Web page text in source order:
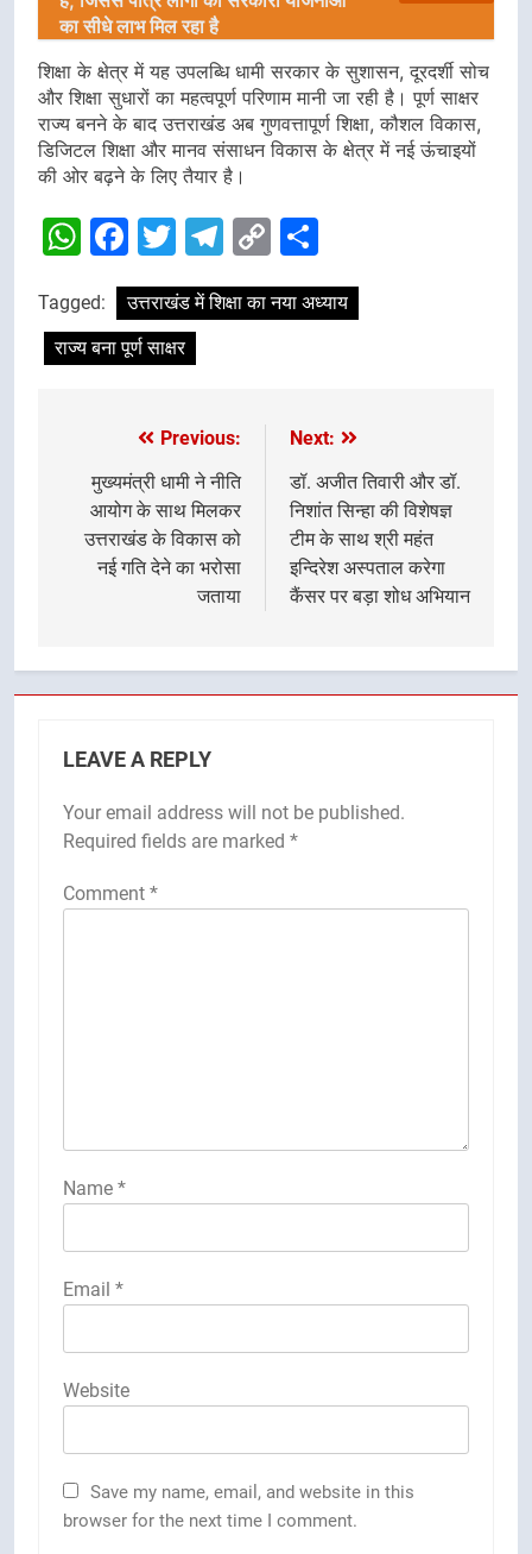
का सीधे लाभ मिल रहा है
शिक्षा के क्षेत्र में यह उपलब्धि धामी सरकार के सुशासन, दूरदर्शी सोच
और शिक्षा सुधारों का महत्वपूर्ण परिणाम मानी जा रही है। पूर्ण साक्षर
राज्य बनने के बाद उत्तराखंड अब गुणवत्तापूर्ण शिक्षा, कौशल विकास,
डिजिटल शिक्षा और मानव संसाधन विकास के क्षेत्र में नई ऊंचाइयों
की ओर बढ़ने के लिए तैयार है।
WhatsApp
Facebook
Twitter
Telegram
Copy
Link
Tagged:
उत्तराखंड में शिक्षा का नया अध्याय
राज्य बना पूर्ण साक्षर
navigation
Previous:
मुख्यमंत्री धामी ने नीति
आयोग के साथ मिलकर
उत्तराखंड के विकास को
नई गति देने का भरोसा
जताया
Next:
डॉ. अजीत तिवारी और डॉ.
निशांत सिन्हा की विशेषज्ञ
टीम के साथ श्री महंत
इन्दिरेश अस्पताल करेगा
कैंसर पर बड़ा शोध अभियान
LEAVE A REPLY
Your email address will not be published.
Required fields are marked *
Comment *
Name *
Email *
Website
Save my name, email, and website in this
browser for the next time I comment.